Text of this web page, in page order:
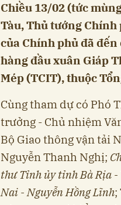
Chiều 13/02 (tức
Tàu, Thủ tướng
của Chính phủ đã
hàng đầu xuân Giáp
Mép (TCIT), thuộc
Cùng tham dự có Phó
trưởng - Chủ nhiệm
Bộ Giao thông vận tải
Nguyễn Thanh Nghị;
thư Tỉnh ủy tỉnh Bà Rịa
Nai - Nguyễn Hồng Lĩnh;